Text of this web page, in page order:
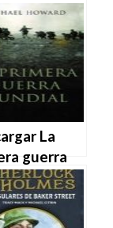
Connelly
| PDF |
La
guerra
–
Howard
| PDF |